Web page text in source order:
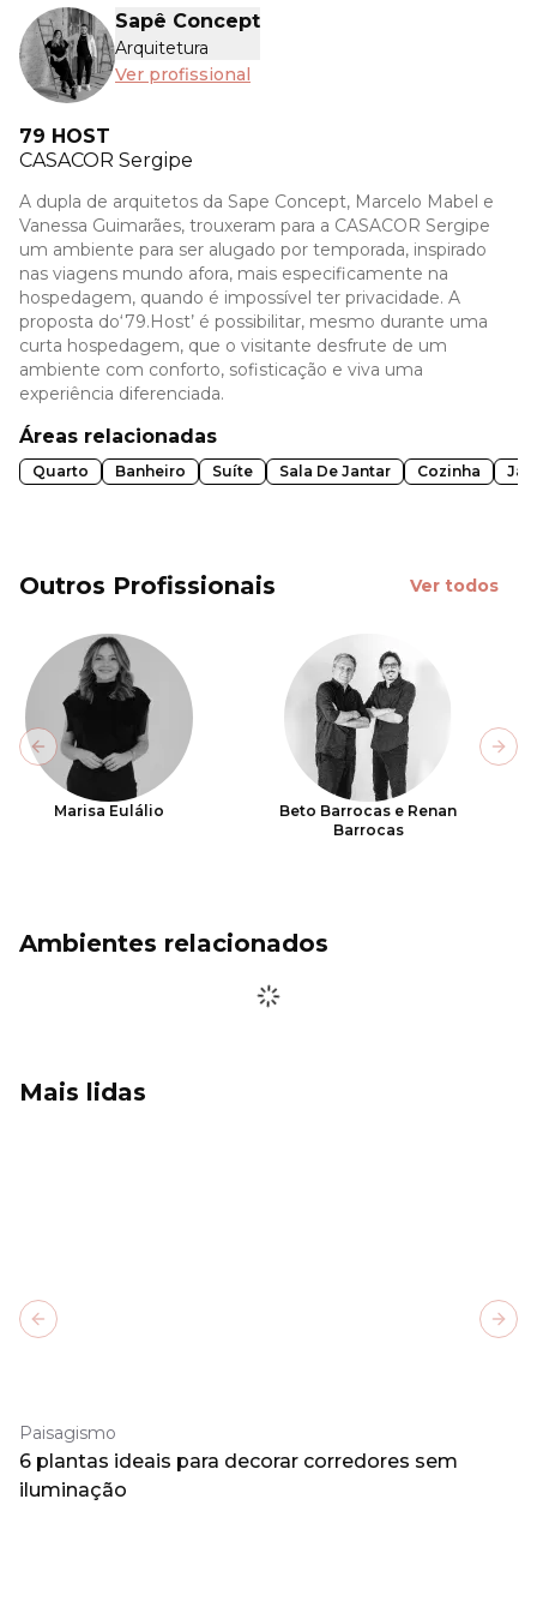
Sapê Concept
Arquitetura
Ver profissional
79 HOST
CASACOR Sergipe
A dupla de arquitetos da Sape Concept, Marcelo Mabel e
Vanessa Guimarães, trouxeram para a CASACOR Sergipe
um ambiente para ser alugado por temporada, inspirado
nas viagens mundo afora, mais especificamente na
hospedagem, quando é impossível ter privacidade. A
proposta do‘79.Host’ é possibilitar, mesmo durante uma
curta hospedagem, que o visitante desfrute de um
ambiente com conforto, sofisticação e viva uma
experiência diferenciada.
Áreas relacionadas
Quarto Banheiro Suíte Sala De Jantar Cozinha
Outros Profissionais Ver todos
Marisa Eulálio
Beto Barrocas e Renan
Barrocas
Previous slide
Ambientes relacionados
Mais lidas
Paisagismo
6 plantas ideais para decorar corredores sem
iluminação
Previous slide